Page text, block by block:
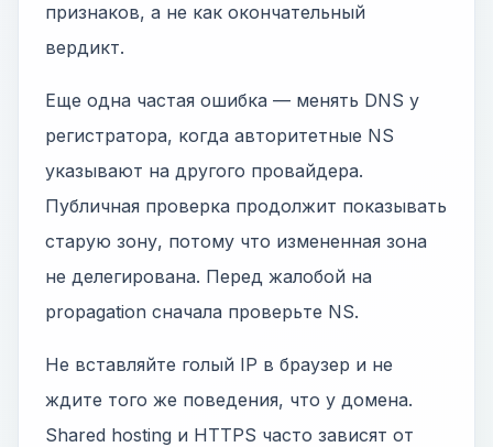
признаков, а не как окончательный
вердикт.
Еще одна частая ошибка — менять DNS у
регистратора, когда авторитетные NS
указывают на другого провайдера.
Публичная проверка продолжит показывать
старую зону, потому что измененная зона
не делегирована. Перед жалобой на
propagation сначала проверьте NS.
Не вставляйте голый IP в браузер и не
ждите того же поведения, что у домена.
Shared hosting и HTTPS часто зависят от